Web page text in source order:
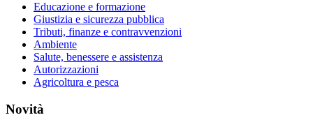
Educazione e formazione
Giustizia e sicurezza pubblica
Tributi, finanze e contravvenzioni
Ambiente
Salute, benessere e assistenza
Autorizzazioni
Agricoltura e pesca
Novità